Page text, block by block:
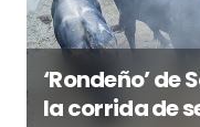
‘Rondeño’ de
la corrida de